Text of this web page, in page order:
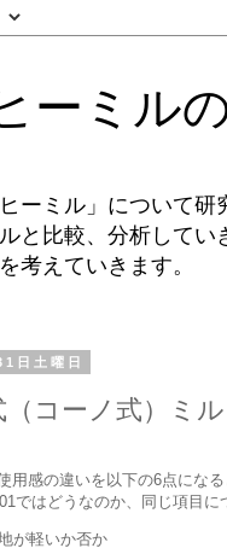
ーミル
ヒーミル」について
と比較、分析して
考えていきます。
日土曜日
（コーノ式）ミ
用感の違いを以下の6点にな
ではどうなのか、同じ項目に
が軽いか否か